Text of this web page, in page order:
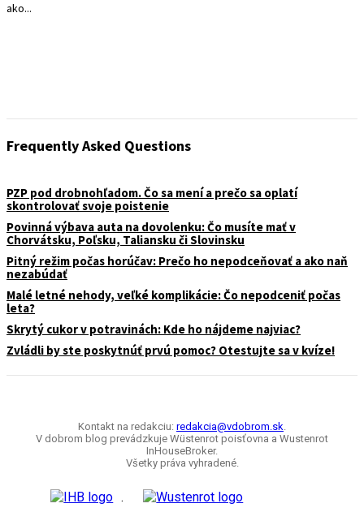
ako...
Frequently Asked Questions
PZP pod drobnohľadom. Čo sa mení a prečo sa oplatí
skontrolovať svoje poistenie
Povinná výbava auta na dovolenku: Čo musíte mať v
Chorvátsku, Poľsku, Taliansku či Slovinsku
Pitný režim počas horúčav: Prečo ho nepodceňovať a ako naň
nezabúdať
Malé letné nehody, veľké komplikácie: Čo nepodceniť počas
leta?
Skrytý cukor v potravinách: Kde ho nájdeme najviac?
Zvládli by ste poskytnúť prvú pomoc? Otestujte sa v kvíze!
Kontakt na redakciu: redakcia@vdobrom.sk.
V dobrom blog prevádzkuje Wüstenrot poisťovna a Wustenrot
InHouseBroker.
Všetky práva vyhradené.
.